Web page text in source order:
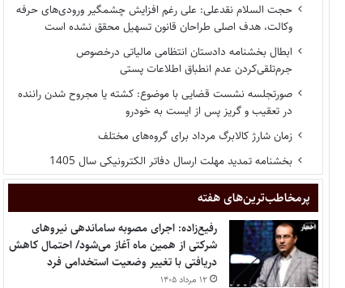
حجت السلام نقدعلی: علی رغم افزایش چشمگیر ورودی‌های حرفه
وکالت، هدف اصلی طراحان قانون تسهیل محقق نشده است
ابطال بخشنامه دادستان انتظامی مالیاتی درخصوص
جرم‌تلقی‌کردن عدم انطباق اطلاعات پستی
صورتجلسه نشست قضایی با موضوع: کشته یا مجروح شدن راننده
در تعقیب و گریز پس از ایست به خودرو
زمان شارژ کالابرگ مرداد برای گروه‌های مختلف
بخشنامه تمدید مهلت ارسال دفاتر الکترونیکی سال 1405
پر‌مخاطب‌ترین‌های هفته
رفیع‌زاده: اجرای مصوبه ساماندهی نیروهای
شرکتی از همین ماه آغاز می‌شود/ احتمال کاهش
دریافتی با تغییر وضعیت استخدامی فرد
۱۲ مرداد ۱۴۰۵